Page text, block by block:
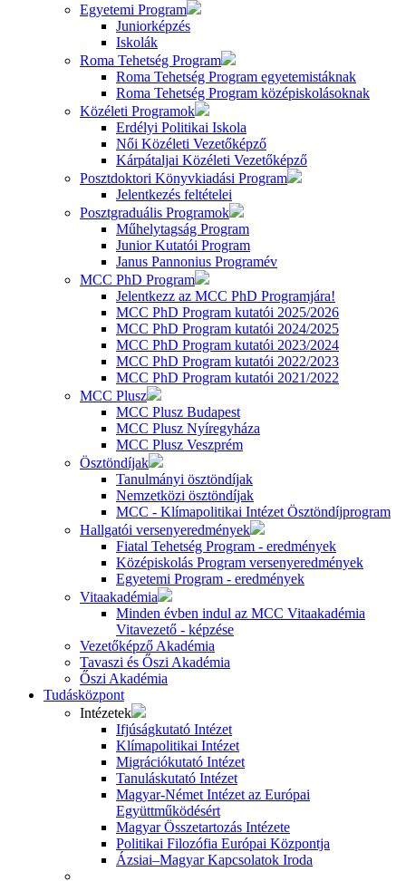
Egyetemi Program
Juniorképzés
Iskolák
Roma Tehetség Program
Roma Tehetség Program egyetemistáknak
Roma Tehetség Program középiskolásoknak
Közéleti Programok
Erdélyi Politikai Iskola
Női Közéleti Vezetőképző
Kárpátaljai Közéleti Vezetőképző
Posztdoktori Könyvkiadási Program
Jelentkezés feltételei
Posztgraduális Programok
Műhelytagság Program
Junior Kutatói Program
Janus Pannonius Programév
MCC PhD Program
Jelentkezz az MCC PhD Programjára!
MCC PhD Program kutatói 2025/2026
MCC PhD Program kutatói 2024/2025
MCC PhD Program kutatói 2023/2024
MCC PhD Program kutatói 2022/2023
MCC PhD Program kutatói 2021/2022
MCC Plusz
MCC Plusz Budapest
MCC Plusz Nyíregyháza
MCC Plusz Veszprém
Ösztöndíjak
Tanulmányi ösztöndíjak
Nemzetközi ösztöndíjak
MCC - Klímapolitikai Intézet Ösztöndíjprogram
Hallgatói versenyeredmények
Fiatal Tehetség Program - eredmények
Középiskolás Program versenyeredmények
Egyetemi Program - eredmények
Vitaakadémia
Minden évben indul az MCC Vitaakadémia
Vitavezető - képzése
Vezetőképző Akadémia
Tavaszi és Őszi Akadémia
Őszi Akadémia
Tudásközpont
Intézetek
Ifjúságkutató Intézet
Klímapolitikai Intézet
Migrációkutató Intézet
Tanuláskutató Intézet
Magyar-Német Intézet az Európai
Együttműködésért
Magyar Összetartozás Intézete
Politikai Filozófia Európai Központja
Ázsiai–Magyar Kapcsolatok Iroda